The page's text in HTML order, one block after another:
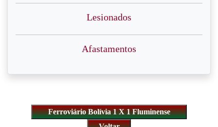
Lesionados
Afastamentos